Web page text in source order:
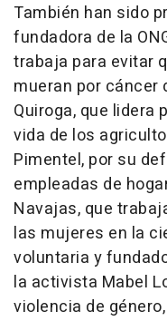
También han sido
fundadora de la
trabaja para evitar
mueran por cáncer
Quiroga, que lidera
vida de los
Pimentel, por su
empleadas de
Navajas, que
las mujeres en la
voluntaria y
la activista Mabel
violencia de